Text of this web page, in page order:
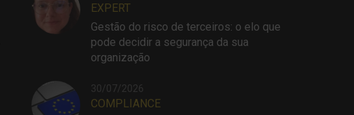
EXPERT
Gestão do risco de terceiros: o elo que
pode decidir a segurança da sua
organização
30/07/2026
COMPLIANCE